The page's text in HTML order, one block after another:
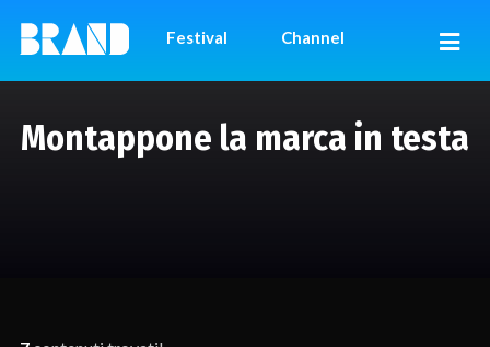
Festival Channel
Montappone la marca in testa